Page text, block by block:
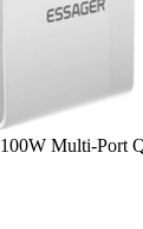
100W Multi-Port